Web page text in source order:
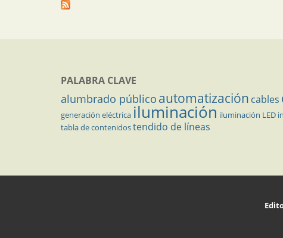
PALABRA CLAVE
alumbrado público automatización cables
generación eléctrica iluminación iluminación LED
tabla de contenidostendido de líneas